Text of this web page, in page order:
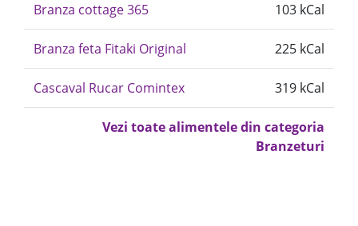
Branza cottage 365 103 kCal
Branza feta Fitaki Original 225 kCal
Cascaval Rucar Comintex 319 kCal
Vezi toate alimentele din categoria
Branzeturi